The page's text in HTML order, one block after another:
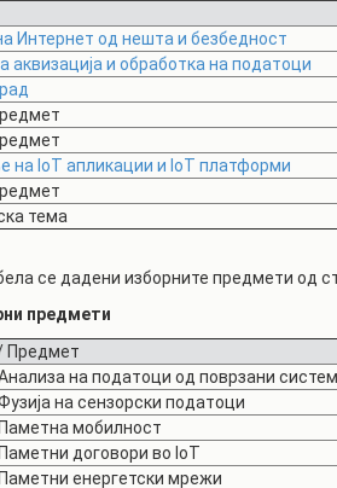
Интернет од нешта и безбедност
аквизација и обработка на податоци
на IoT апликации и IoT платформи
тема
се дадени изборните предмети од
предмети
Предмет
на податоци од поврзани
на сензорски податоци
Паметна мобилност
Паметни договори во IoT
Паметни енергетски мрежи